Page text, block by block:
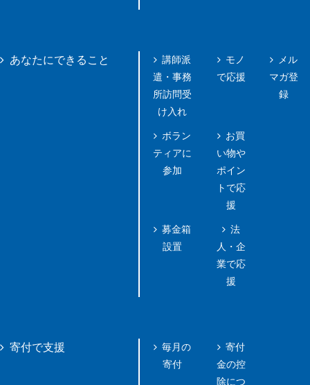
あなたにできること
講師派
遣・事務
所訪問受
け入れ
ボラン
ティアに
参加
募金箱
設置
モノ
で応援
お買
い物や
ポイン
トで応
援
法
人・企
業で応
援
メル
マガ登
録
寄付で支援
毎月の
寄付
寄付
金の控
除につ